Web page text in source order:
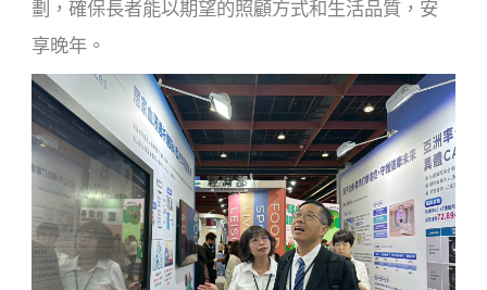
劃，確保長者能以期望的照顧方式和生活品質，安
享晚年。